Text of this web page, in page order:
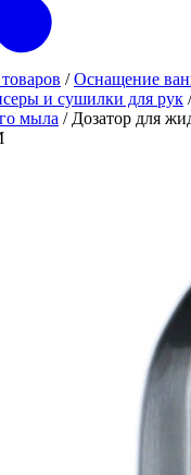
/ Оснащение
и сушилки для рук /
мыла / Дозатор для